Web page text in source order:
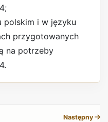
polskim i w języku
przygotowanych
na potrzeby
Następny